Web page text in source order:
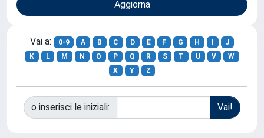
Vai a: 0-9 A B C D E F G H
J
K
L M N O P Q R S T U V
W
X
Y Z
o inserisci le iniziali: